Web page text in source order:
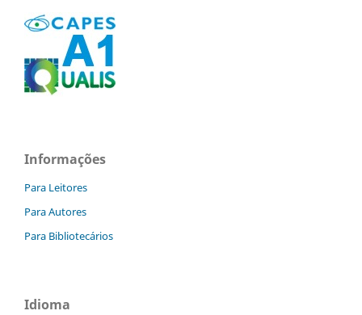
Informações
Para Leitores
Para Autores
Para Bibliotecários
Idioma